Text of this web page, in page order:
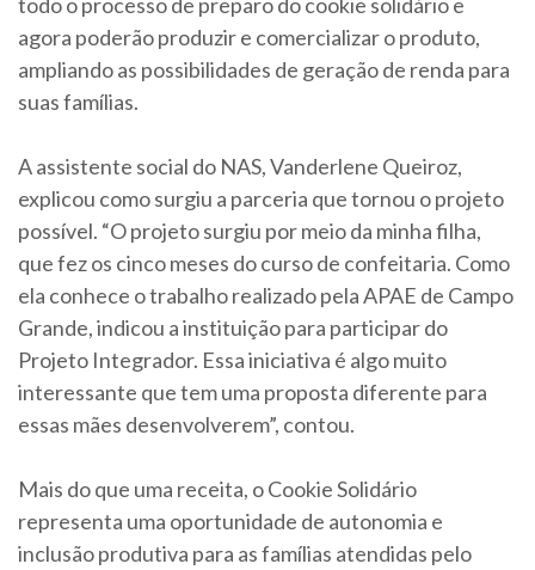
agora poderão produzir e comercializar o produto,
ampliando as possibilidades de geração de renda para
suas famílias.
A assistente social do NAS, Vanderlene Queiroz,
explicou como surgiu a parceria que tornou o projeto
possível. “O projeto surgiu por meio da minha filha,
que fez os cinco meses do curso de confeitaria. Como
ela conhece o trabalho realizado pela APAE de Campo
Grande, indicou a instituição para participar do
Projeto Integrador. Essa iniciativa é algo muito
interessante que tem uma proposta diferente para
essas mães desenvolverem”, contou.
Mais do que uma receita, o Cookie Solidário
representa uma oportunidade de autonomia e
inclusão produtiva para as famílias atendidas pelo